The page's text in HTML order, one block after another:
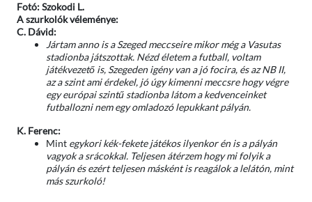
Fotó: Szokodi L.
A szurkolók véleménye:
C. Dávid:
Jártam anno is a Szeged meccseire mikor még a Vasutas
stadionba játszottak. Nézd életem a futball, voltam
játékvezető is, Szegeden igény van a jó focira, és az NB II,
az a szint ami érdekel, jó úgy kimenni meccsre hogy végre
egy európai szintű stadionba látom a kedvenceinket
futballozni nem egy omladozó lepukkant pályán.
K. Ferenc:
Mintegykori kék-fekete játékos ilyenkor én is a pályán
vagyok a srácokkal. Teljesen átérzem hogy mi folyik a
pályán és ezért teljesen másként is reagálok a lelátón, mint
más szurkoló!